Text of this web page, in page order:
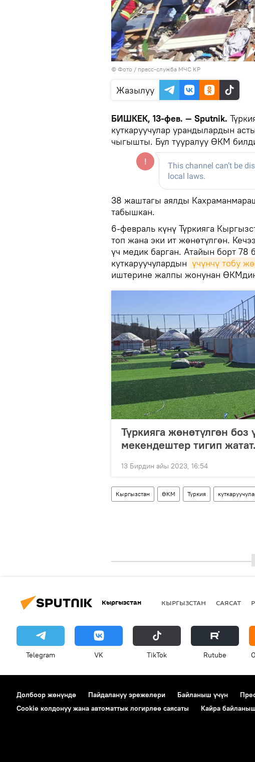
© Фото / пресс-служба МЧС КР
Жазылуу
БИШКЕК, 13-фев. — Sputnik.
куткаруучулар урандылардын
чыгышты. Бул тууралуу ӨКМ
38 жаштагы аялды
табышкан.
6-февраль күнү Түркияга
топ жана эки ит жөнөтүлгөн.
үч медик барган. Атайын борт 78
куткаруучулардын үчүнчү тобу
иштерине жалпы жонунан
Түркияга жөнөтүлгөн боз
мекендештер тигип
13 Бирдин айы 2023, 16:54
Кыргызстан ӨКМ Түркия
Кыргызстан КЫРГЫЗСТАН САЯСАТ
Telegram VK ТikТоk Rutube
Долбоор жөнүндө Пайдалануу эрежелери Байланыш үчүн
Cookie колдонуу жана автоматтык логирлөө саясаты
Кайра байланыш